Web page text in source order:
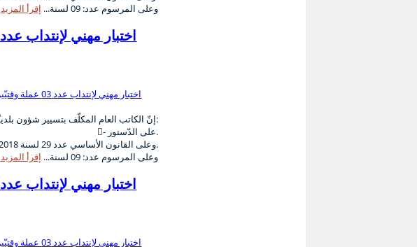
- وعلى المرسوم عدد: 09 لسنة...
إقرأ المزيد
إنّ الكاتب العام المكلّف بتسيير شؤون بلديـّة الزّريبـة بـعـد الاطّـلاع عـلـى:
- على الدّستور.
- وعلى القانون الأساسي عدد 29 لسنة 2018 المؤرّخ فى: 09 ماي 2018 المتعلّق بإصدار مجلّة الجماعات المحليّــة.
- وعلى المرسوم عدد: 09 لسنة...
إقرأ المزيد